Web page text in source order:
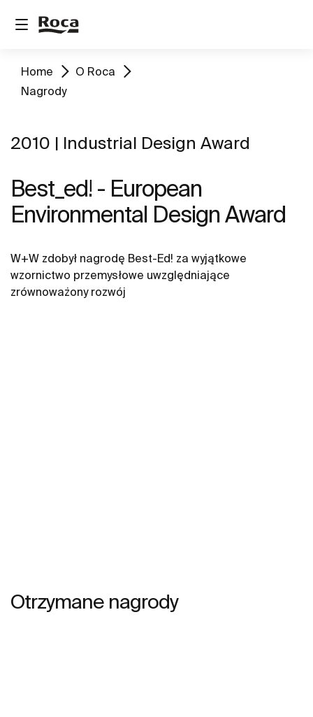
Home
O Roca
Nagrody
2010 | Industrial Design Award
Best_ed! - European
Environmental Design Award
W+W zdobył nagrodę Best-Ed! za wyjątkowe
wzornictwo przemysłowe uwzględniające
zrównoważony rozwój
Otrzymane nagrody